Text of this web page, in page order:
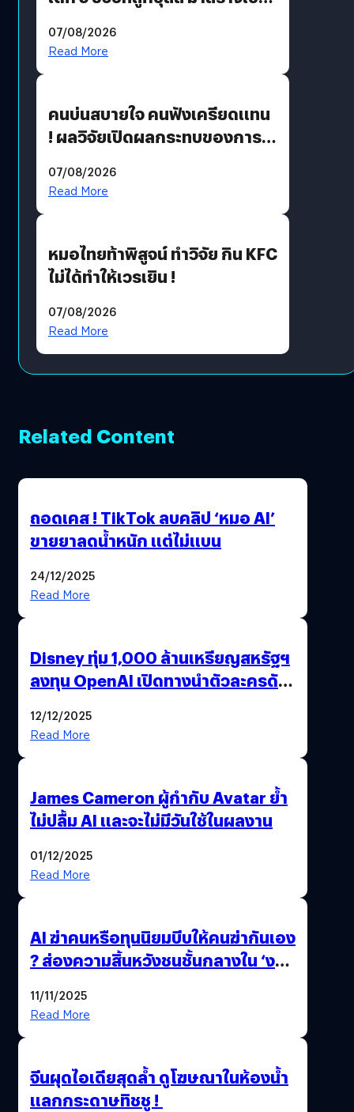
07/08/2026
Read More
คนบ่นสบายใจ คนฟังเครียดแทน
! ผลวิจัยเปิดผลกระทบของการ
07/08/2026
Read More
หมอไทยท้าพิสูจน์ ทำวิจัย กิน KFC
ไม่ได้ทำให้เวรเยิน !
07/08/2026
Read More
Related Content
ถอดเคส ! TikTok ลบคลิป ‘หมอ AI’
ขายยาลดน้ำหนัก แต่ไม่แบน
24/12/2025
Read More
Disney ทุ่ม 1,000 ล้านเหรียญสหรัฐฯ
ลงทุน OpenAI เปิดทางนำตัวละครดัง
12/12/2025
Read More
James Cameron ผู้กำกับ Avatar ย้ำ
ไม่ปลื้ม AI และจะไม่มีวันใช้ในผลงาน
01/12/2025
Read More
AI ฆ่าคนหรือทุนนิยมบีบให้คนฆ่ากันเอง
? ส่องความสิ้นหวังชนชั้นกลางใน ‘งาน
11/11/2025
Read More
จีนผุดไอเดียสุดล้ำ ดูโฆษณาในห้องน้ำ
แลกกระดาษทิชชู !